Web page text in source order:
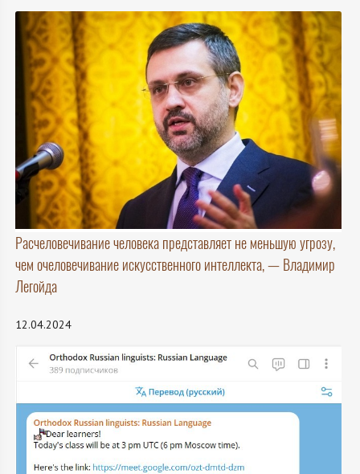
Расчеловечивание человека представляет не меньшую угрозу,
чем очеловечивание искусственного интеллекта, — Владимир
Легойда
12.04.2024